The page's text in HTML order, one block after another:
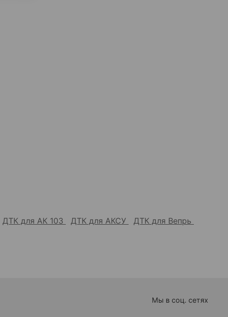
ДТК для АК 103 ДТК для АКСУ
ДТК для Вепрь
Мы в соц. сетях